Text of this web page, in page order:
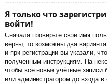
Я только что
войти!
Сначала проверьте свои имя
верны, то возможны два
и при регистрации вы указали,
полученным инструкциям. На
чтобы все новые учётные записи
или администратором до входа